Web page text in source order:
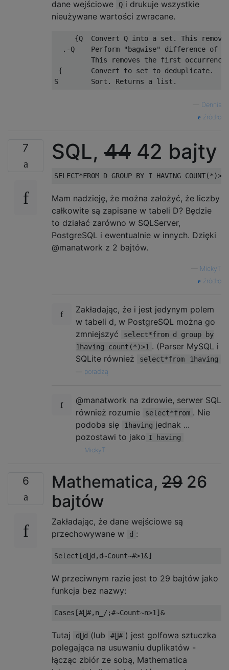
dane wejściowe
Q i drukuje wszystkie
nieużywane wartości zwracane.
{Q  Convert Q into a set. This
.-Q    Perform "bagwise" difference of Q
This removes the first
{       Convert to set to deduplicate.
Dennis
źródło
7 SQL, 44 42 bajty
SELECT*FROM D GROUP BY I HAVING COUNT(*)>
Mam nadzieję, że można założyć, że liczby
całkowite są zapisane w tabeli D? Będzie
to działać zarówno w SQLServer,
PostgreSQL i ewentualnie w innych. Dzięki
@manatwork z 2 bajtów.
MickyT
źródło
Zakładając, że i jest jedynym polem
w tabeli d, w PostgreSQL można go
zmniejszyć
select*from d group by
1having count(*)>1 . (Parser MySQL i
SQLite również
select*from 1having
poradzą
@manatwork na zdrowie, serwer SQL
również rozumie
select*from . Nie
podoba się
1having jednak ...
pozostawi to jako I having
MickyT
6 Mathematica, 29 26
bajtów
Zakładając, że dane wejściowe są
przechowywane w
d :
W przeciwnym razie jest to 29 bajtów jako
funkcja bez nazwy:
Tutaj d⋃d (lub #⋃# ) jest golfowa sztuczka
polegająca na usuwaniu duplikatów -
łącząc zbiór ze sobą, Mathematica